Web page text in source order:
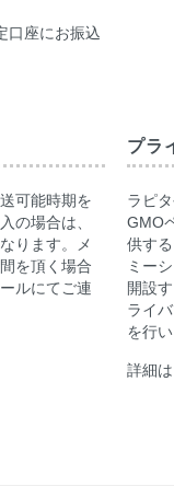
口座にお振込
可能時期を
の場合は、
ります。メ
を頂く場合
ルにてご連
プラ
ラピ
GMO
供す
ミー
開設
ライ
を行い
詳細